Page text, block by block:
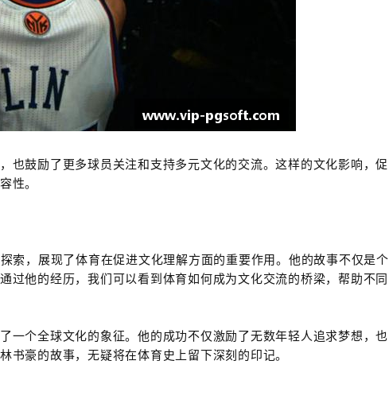
也鼓励了更多球员关注和支持多元文化的交流。这样的文化影响，促
性。
索，展现了体育在促进文化理解方面的重要作用。他的故事不仅是个
过他的经历，我们可以看到体育如何成为文化交流的桥梁，帮助不同
一个全球文化的象征。他的成功不仅激励了无数年轻人追求梦想，也
书豪的故事，无疑将在体育史上留下深刻的印记。